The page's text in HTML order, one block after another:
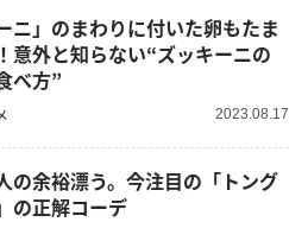
ニ」のまわりに付いた卵もたま
意外と知らない“ズッキーニの
べ方”
2023.08.17
の余裕漂う。今注目の「トング
の正解コーデ